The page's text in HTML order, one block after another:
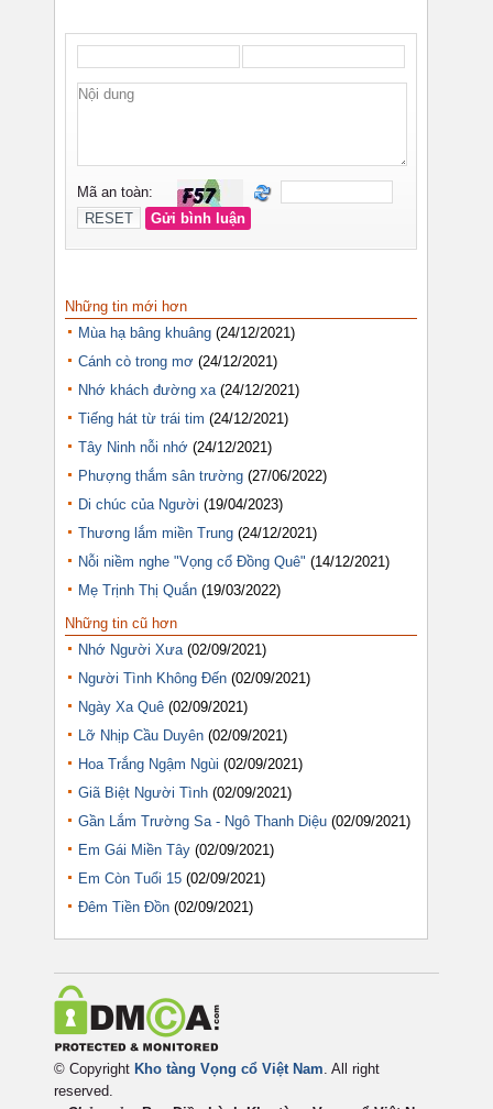
Những tin mới hơn
Mùa hạ bâng khuâng (24/12/2021)
Cánh cò trong mơ (24/12/2021)
Nhớ khách đường xa (24/12/2021)
Tiếng hát từ trái tim (24/12/2021)
Tây Ninh nỗi nhớ (24/12/2021)
Phượng thắm sân trường (27/06/2022)
Di chúc của Người (19/04/2023)
Thương lắm miền Trung (24/12/2021)
Nỗi niềm nghe "Vọng cổ Đồng Quê" (14/12/2021)
Mẹ Trịnh Thị Quắn (19/03/2022)
Những tin cũ hơn
Nhớ Người Xưa (02/09/2021)
Người Tình Không Đến (02/09/2021)
Ngày Xa Quê (02/09/2021)
Lỡ Nhịp Cầu Duyên (02/09/2021)
Hoa Trắng Ngậm Ngùi (02/09/2021)
Giã Biệt Người Tình (02/09/2021)
Gần Lắm Trường Sa - Ngô Thanh Diệu (02/09/2021)
Em Gái Miền Tây (02/09/2021)
Em Còn Tuổi 15 (02/09/2021)
Đêm Tiền Đồn (02/09/2021)
© Copyright Kho tàng Vọng cổ Việt Nam. All right
reserved.